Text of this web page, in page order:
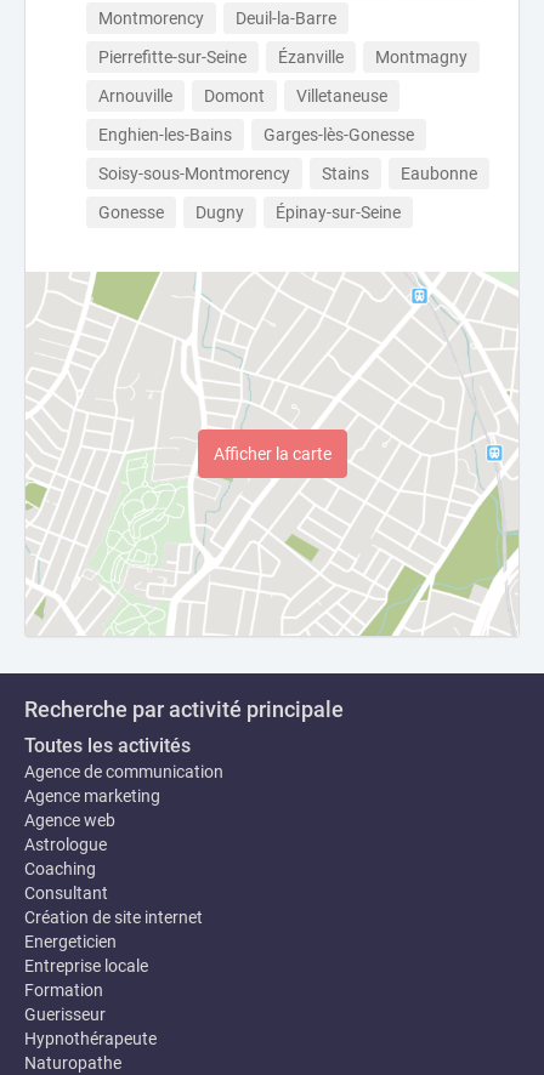
Montmorency
Deuil-la-Barre
Pierrefitte-sur-Seine
Ézanville
Montmagny
Arnouville
Domont
Villetaneuse
Enghien-les-Bains
Garges-lès-Gonesse
Soisy-sous-Montmorency
Stains
Eaubonne
Gonesse
Dugny Épinay-sur-Seine
Afficher la carte
Recherche par activité principale
Toutes les activités
Agence de communication
Agence marketing
Agence web
Astrologue
Coaching
Consultant
Création de site internet
Energeticien
Entreprise locale
Formation
Guerisseur
Hypnothérapeute
Naturopathe